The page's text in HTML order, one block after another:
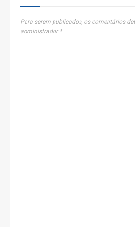
Para serem publicados, os comentários
administrador *